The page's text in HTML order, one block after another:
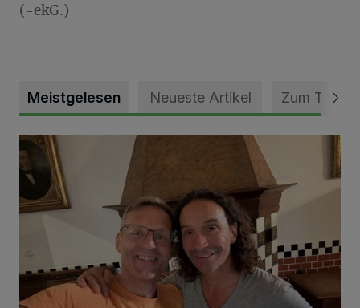
(-ekG.)
Meistgelesen Neueste Artikel Zum Thema
„Loss dir nix jefalle“ in 7 Tage 1 Song